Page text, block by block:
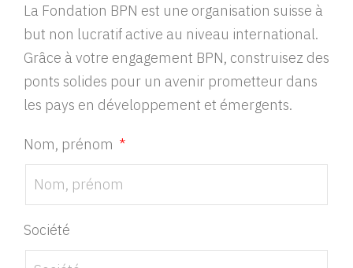
La Fondation BPN est une organisation suisse à
but non lucratif active au niveau international.
Grâce à votre engagement BPN, construisez des
ponts solides pour un avenir prometteur dans
les pays en développement et émergents.
Nom, prénom
Société